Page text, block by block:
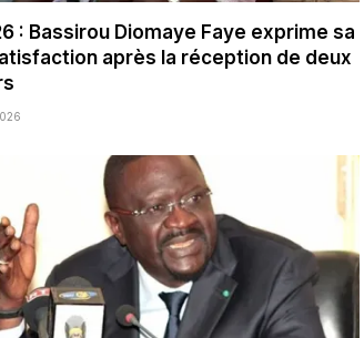
: Bassirou Diomaye Faye exprime sa
après la réception de deux